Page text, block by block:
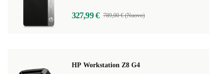
327,99 € 789,00 € (Nuovo)
HP Workstation Z8 G4